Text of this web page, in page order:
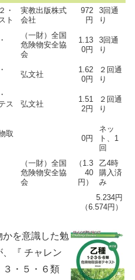
・
ト
実教出版株式
会社
972
円
3回通
り
（一財）全国
危険物安全協
会
1.13
0円
3回通
り
弘文社
1.62
0円
２回通
り
ス
弘文社
1.51
2円
２回通
り
取
0円
ネッ
ト、1
回
（一財）全国
危険物安全協
会
（1.3
40
円）
乙4時
購入済
み
5.234円
（6.574円）
を意識した勉
『 チャレン
３・５・６類